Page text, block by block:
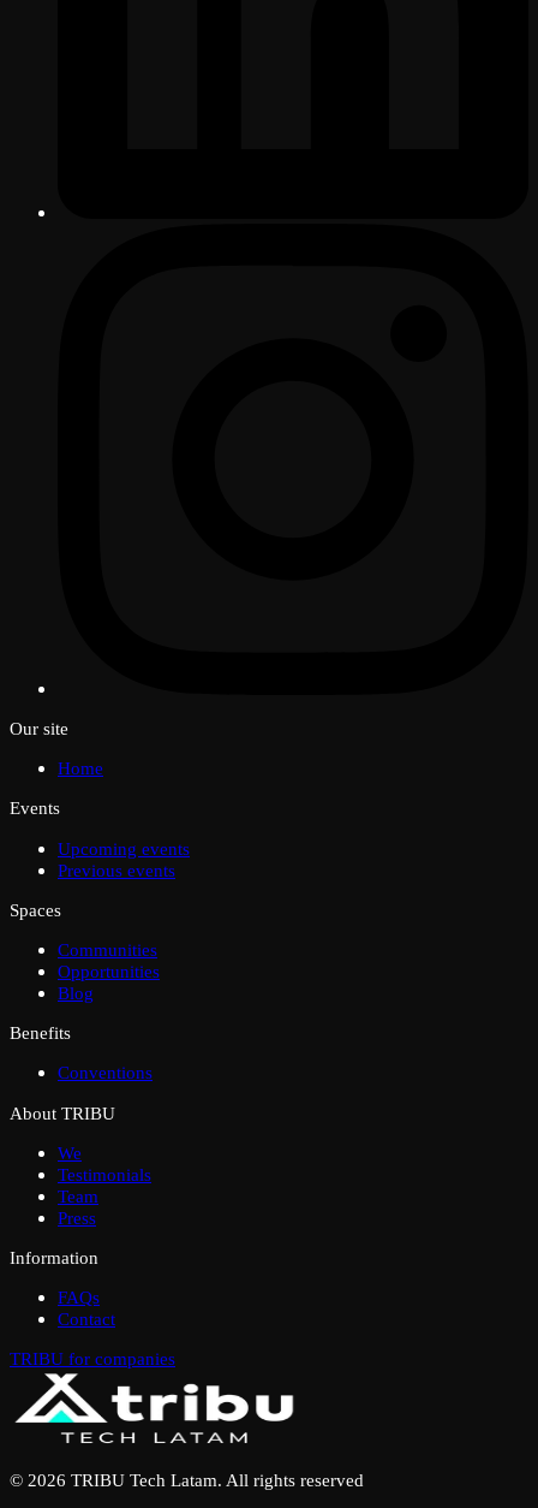
Our site
Home
Events
Upcoming events
Previous events
Spaces
Communities
Opportunities
Blog
Benefits
Conventions
About TRIBU
We
Testimonials
Team
Press
Information
FAQs
Contact
TRIBU for companies
© 2026 TRIBU Tech Latam. All rights reserved